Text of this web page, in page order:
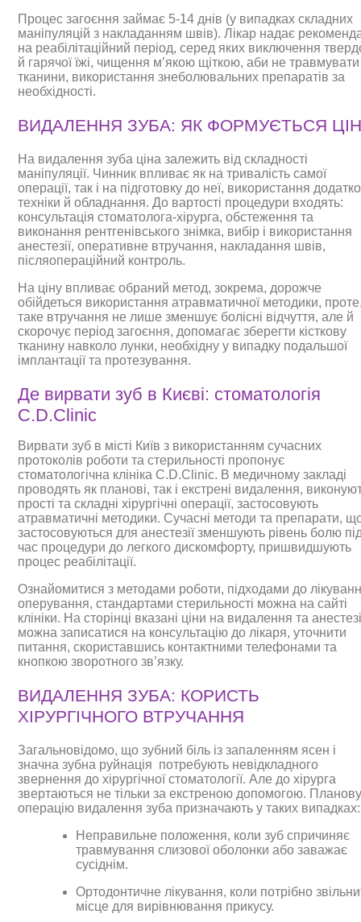
Процес загоєння займає 5-14 днів (у випадках складних
маніпуляцій з накладанням швів). Лікар надає
на реабілітаційний період, серед яких виключення
й гарячої їжі, чищення м’якою щіткою, аби не травмувати
тканини, використання знеболювальних препаратів за
необхідності.
ВИДАЛЕННЯ ЗУБА: ЯК ФОРМУЄТЬСЯ
На видалення зуба ціна залежить від складності
маніпуляції. Чинник впливає як на тривалість самої
операції, так і на підготовку до неї, використання
техніки й обладнання. До вартості процедури входять:
консультація стоматолога-хірурга, обстеження та
виконання рентгенівського знімка, вибір і використання
анестезії, оперативне втручання, накладання швів,
післяопераційний контроль.
На ціну впливає обраний метод, зокрема, дорожче
обійдеться використання атравматичної методики,
таке втручання не лише зменшує болісні відчуття, але й
скорочує період загоєння, допомагає зберегти кісткову
тканину навколо лунки, необхідну у випадку подальшої
імплантації та протезування.
Де вирвати зуб в Києві: стоматологія
C.D.Clinic
Вирвати зуб в місті Київ з використанням сучасних
протоколів роботи та стерильності пропонує
стоматологічна клініка C.D.Clinic. В медичному закладі
проводять як планові, так і екстрені видалення,
прості та складні хірургічні операції, застосовують
атравматичні методики. Сучасні методи та препарати,
застосовуються для анестезії зменшують рівень болю
час процедури до легкого дискомфорту, пришвидшують
процес реабілітації.
Ознайомитися з методами роботи, підходами до
оперування, стандартами стерильності можна на сайті
клініки. На сторінці вказані ціни на видалення та
можна записатися на консультацію до лікаря, уточнити
питання, скориставшись контактними телефонами та
кнопкою зворотного зв’язку.
ВИДАЛЕННЯ ЗУБА: КОРИСТЬ
ХІРУРГІЧНОГО ВТРУЧАННЯ
Загальновідомо, що зубний біль із запаленням ясен і
значна зубна руйнація потребують невідкладного
звернення до хірургічної стоматології. Але до хірурга
звертаються не тільки за екстреною допомогою.
операцію видалення зуба призначають у таких випадках:
Неправильне положення, коли зуб спричиняє
травмування слизової оболонки або заважає
сусіднім.
Ортодонтичне лікування, коли потрібно
місце для вирівнювання прикусу.